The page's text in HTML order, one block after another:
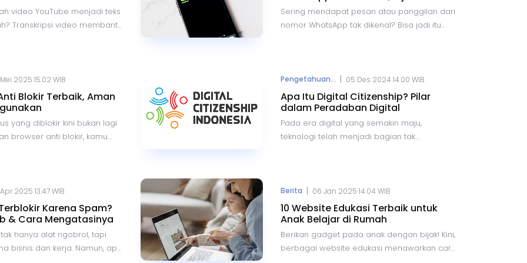
video YouTube menjadi teks
Transkripsi video membantu
akurat, menggunakan
tersedia secara gratis
Ampuh!
Sering mendapat pesan atau panggilan dari
nomor WhatsApp tak dikenal? Bisa jadi itu
pemilik nomor dengan mudah dan cepat
menggunakan aplikasi seperti Getcontact,
Truecaller, dan lainnya. Simak caranya di
artikel ini!
2025 15.02 WIB
Blokir Terbaik, Aman
yang diblokir kini bukan lagi
browser anti blokir, kamu
coba.
Pengetahuan... 05 Des 2024 14.00 WIB
Apa Itu Digital Citizenship? Pilar
dalam Peradaban Digital
Pada era digital yang semakin maju,
teknologi telah menjadi bagian tak
ditawarkan, muncul pula tantangan besar
dalam menjaga etika, keamanan, dan
tanggung jawab di dunia maya. Konsep
Digital CitizenshipatauKewarganegaraan
Digitalhadir sebagai panduan penting bagi
2025 13.47 WIB
Karena Spam?
& Cara Mengatasinya
hanya alat ngobrol, tapi
bisnis dan kerja. Namun, apa
Berita 06 Jan 2025 14.04 WIB
10 Website Edukasi Terbaik untuk
Anak Belajar di Rumah
Berikan gadget pada anak dengan bijak! Kini,
berbagai website edukasi menawarkan cara